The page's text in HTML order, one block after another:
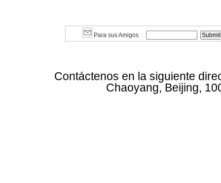
Para sus Amigos
Contáctenos en la siguiente
Chaoyang, Beijing,